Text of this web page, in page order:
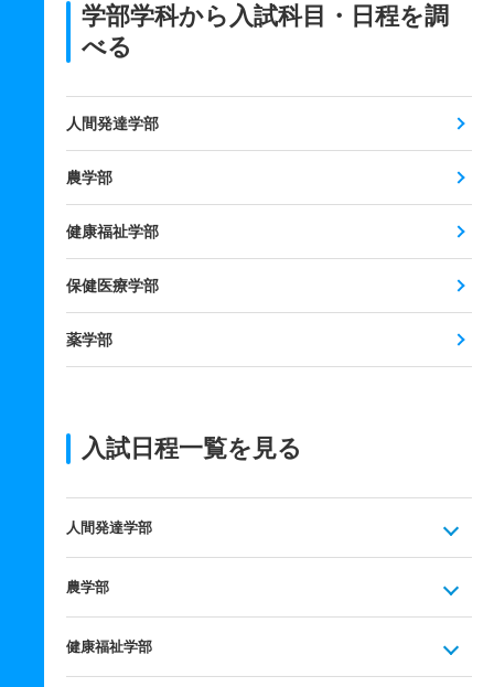
学部学科から入試科目・日程を調
べる
人間発達学部
農学部
健康福祉学部
保健医療学部
薬学部
入試日程一覧を見る
人間発達学部
農学部
健康福祉学部